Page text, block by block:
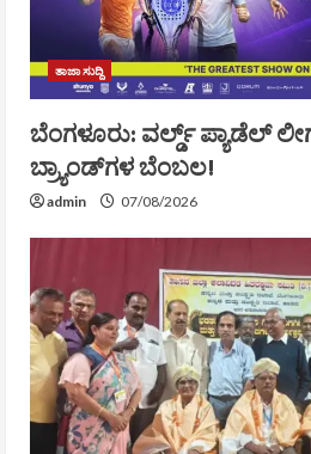
ತಾಜಾ ಸುದ್ದಿ
ಬೆಂಗಳೂರು: ವರ್ಲ್ಡ್ ಪ್ಯಾಡೆಲ್
ಬ್ರ್ಯಾಂಡ್‌ಗಳ ಬೆಂಬಲ!
admin 07/08/2026